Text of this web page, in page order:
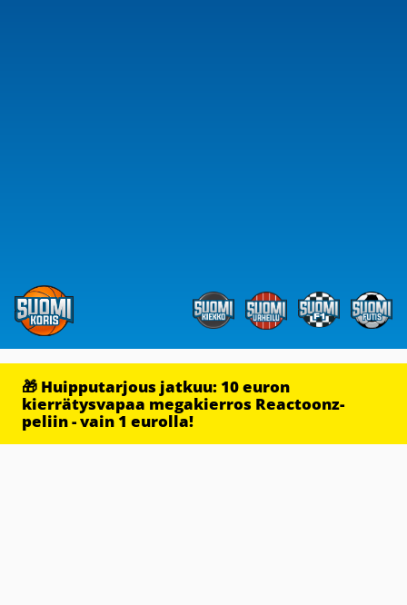
🎁 Huipputarjous jatkuu: 10 euron
kierrätysvapaa megakierros Reactoonz-
peliin - vain 1 eurolla!